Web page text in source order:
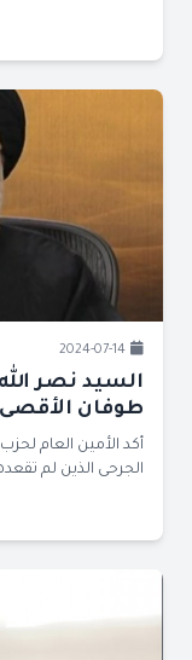
2024-07-14
السيد نصر
طوفان
أكد الأمين العام
الجرحى الذين لم